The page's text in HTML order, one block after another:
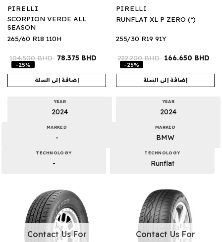
PIRELLI
RUNFLAT XL P ZERO (*)
255/30 R19 91Y
222.200BHD 166.650 BHD
-25%
إضافة إلى السلة
YEAR
2024
MARKED
BMW
TECHNOLOGY
Runflat
PIRELLI
SCORPION VERDE ALL
SEASON
265/60 R18 110H
104.500BHD 78.375 BHD
-25%
إضافة إلى السلة
YEAR
2024
MARKED
-
TECHNOLOGY
-
Contact Us For
Contact Us For